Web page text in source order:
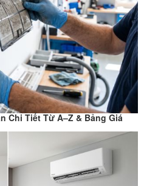
Chi Tiết Từ A–Z & Bảng Giá